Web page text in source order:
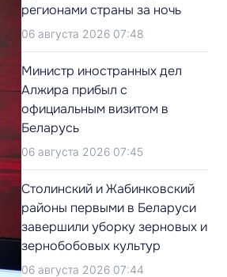
регионами страны за ночь
06 августа 2026 07:48
Министр иностранных дел
Алжира прибыл с
официальным визитом в
Беларусь
06 августа 2026 07:45
Столинский и Жабинковский
районы первыми в Беларуси
завершили уборку зерновых и
зернобобовых культур
06 августа 2026 07:44